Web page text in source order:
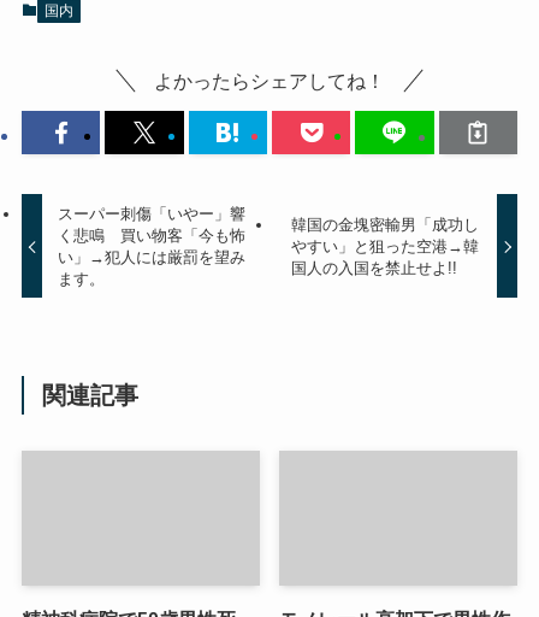
国内
よかったらシェアしてね！
スーパー刺傷「いやー」響
く悲鳴 買い物客「今も怖
い」→犯人には厳罰を望み
ます。
韓国の金塊密輸男「成功し
やすい」と狙った空港→韓
国人の入国を禁止せよ!!
関連記事